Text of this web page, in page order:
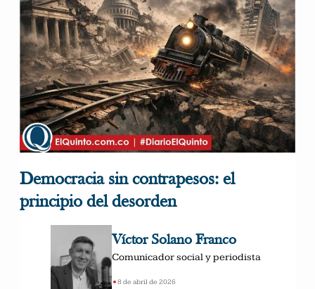
Democracia sin contrapesos: el
principio del desorden
Víctor Solano Franco
Comunicador social y periodista
•8 de abril de 2026